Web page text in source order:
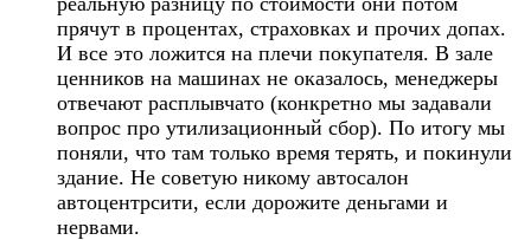
прячут в процентах, страховках и прочих допах.
И все это ложится на плечи покупателя. В зале
ценников на машинах не оказалось, менеджеры
отвечают расплывчато (конкретно мы задавали
вопрос про утилизационный сбор). По итогу мы
поняли, что там только время терять, и покинули
здание. Не советую никому автосалон
автоцентрсити, если дорожите деньгами и
нервами.